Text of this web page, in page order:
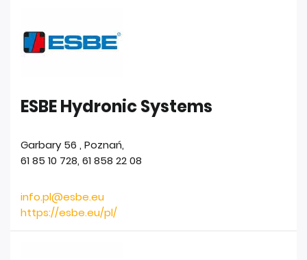
ESBE Hydronic Systems
Garbary 56 , Poznań,
61 85 10 728, 61 858 22 08
info.pl@esbe.eu
https://esbe.eu/pl/